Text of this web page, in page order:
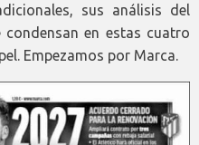
sus análisis del
en estas cuatro
Empezamos por Marca.